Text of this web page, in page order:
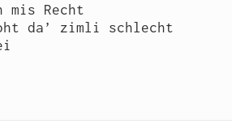
Recht
da’ zimli schlecht